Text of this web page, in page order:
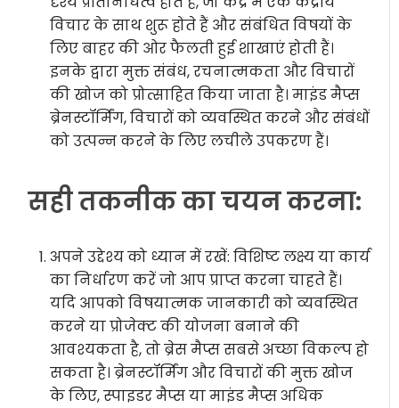
विचार के साथ शुरू होते हैं और संबंधित विषयों के
लिए बाहर की ओर फैलती हुई शाखाएं होती हैं।
इनके द्वारा मुक्त संबंध, रचनात्मकता और विचारों
की खोज को प्रोत्साहित किया जाता है। माइंड मैप्स
ब्रेनस्टॉर्मिंग, विचारों को व्यवस्थित करने और संबंधों
को उत्पन्न करने के लिए लचीले उपकरण हैं।
सही तकनीक का चयन करना:
अपने उद्देश्य को ध्यान में रखें: विशिष्ट लक्ष्य या कार्य
का निर्धारण करें जो आप प्राप्त करना चाहते हैं।
यदि आपको विषयात्मक जानकारी को व्यवस्थित
करने या प्रोजेक्ट की योजना बनाने की
आवश्यकता है, तो ब्रेस मैप्स सबसे अच्छा विकल्प हो
सकता है। ब्रेनस्टॉर्मिंग और विचारों की मुक्त खोज
के लिए, स्पाइडर मैप्स या माइंड मैप्स अधिक